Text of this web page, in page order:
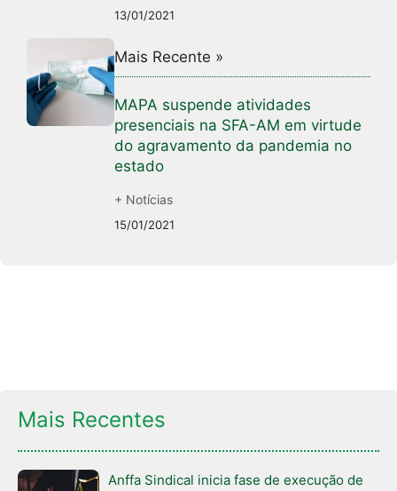
13/01/2021
Mais Recente »
MAPA suspende atividades
presenciais na SFA-AM em virtude
do agravamento da pandemia no
estado
+ Notícias
15/01/2021
Mais Recentes
Anffa Sindical inicia fase de execução de